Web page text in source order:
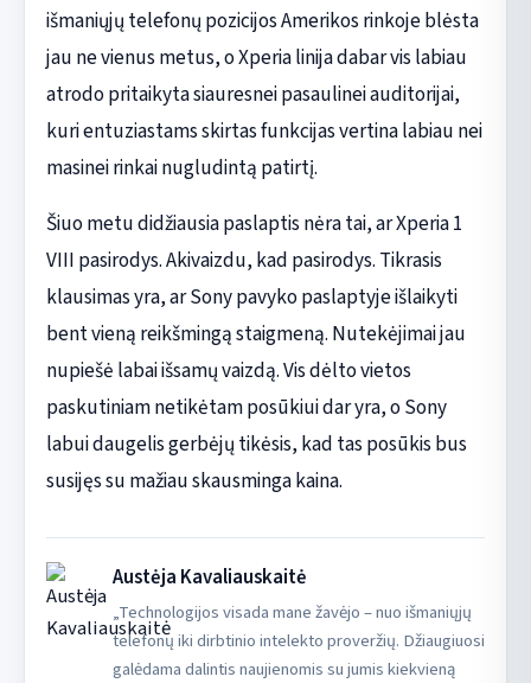
išmaniųjų telefonų pozicijos Amerikos rinkoje blėsta
jau ne vienus metus, o Xperia linija dabar vis labiau
atrodo pritaikyta siauresnei pasaulinei auditorijai,
kuri entuziastams skirtas funkcijas vertina labiau nei
masinei rinkai nugludintą patirtį.
Šiuo metu didžiausia paslaptis nėra tai, ar Xperia 1
VIII pasirodys. Akivaizdu, kad pasirodys. Tikrasis
klausimas yra, ar Sony pavyko paslaptyje išlaikyti
bent vieną reikšmingą staigmeną. Nutekėjimai jau
nupiešė labai išsamų vaizdą. Vis dėlto vietos
paskutiniam netikėtam posūkiui dar yra, o Sony
labui daugelis gerbėjų tikėsis, kad tas posūkis bus
susijęs su mažiau skausminga kaina.
Austėja Kavaliauskaitė
„Technologijos visada mane žavėjo – nuo išmaniųjų
telefonų iki dirbtinio intelekto proveržių. Džiaugiuosi
galėdama dalintis naujienomis su jumis kiekvieną